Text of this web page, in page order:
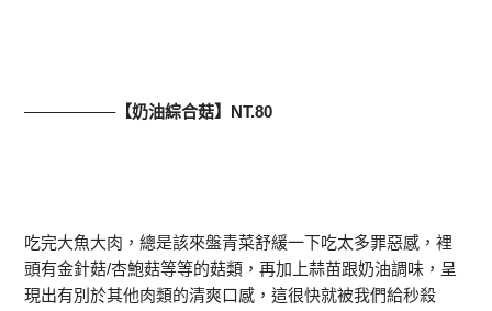
—————–【奶油綜合菇】NT.80
吃完大魚大肉，總是該來盤青菜舒緩一下吃太多罪惡感，裡
頭有金針菇/杏鮑菇等等的菇類，再加上蒜苗跟奶油調味，呈
現出有別於其他肉類的清爽口感，這很快就被我們給秒殺